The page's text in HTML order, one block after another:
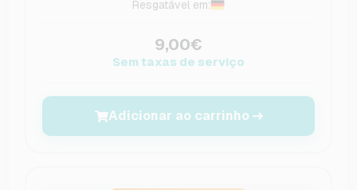
Resgatável em:
9,00€
Sem taxas de serviço
Adicionar ao carrinho